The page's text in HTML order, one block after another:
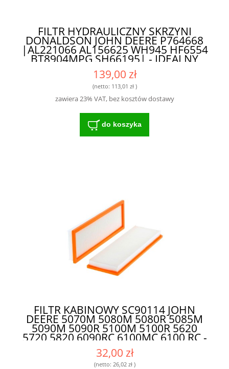
FILTR HYDRAULICZNY SKRZYNI
DONALDSON JOHN DEERE P764668
|AL221066 AL156625 WH945 HF6554
BT8904MPG SH66195| - IDEALNY
FILTR DO INTENSYWNIE
EKSPLOATOWANYCH MASZYN
139,00 zł
(netto: 113,01 zł)
zawiera 23% VAT, bez kosztów dostawy
do koszyka
FILTR KABINOWY SC90114 JOHN
DEERE 5070M 5080M 5080R 5085M
5090M 5090R 5100M 5100R 5620
5720 5820 6090RC 6100MC 6100 RC -
SPRAWDZONA TECHNOLOGIA DLA
ROLNIKÓW
32,00 zł
(netto: 26,02 zł)